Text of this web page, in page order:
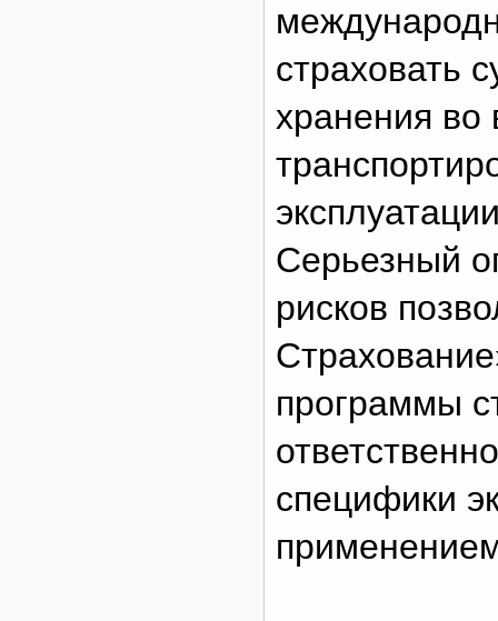
страховать
хранения во
Серьезный
рисков
программы
специфики